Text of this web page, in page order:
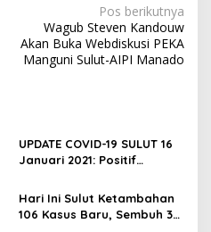
Pos berikutnya
Wagub Steven Kandouw
Akan Buka Webdiskusi PEKA
Manguni Sulut-AIPI Manado
UPDATE COVID-19 SULUT 16
Januari 2021: Positif
Meninggal 6
Hari Ini Sulut Ketambahan
106 Kasus Baru, Sembuh 38,